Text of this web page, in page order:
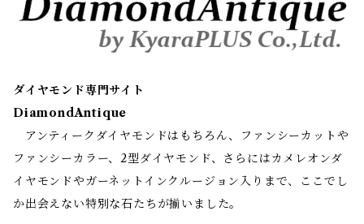
ダイヤモンド専門サイト
DiamondAntique
アンティークダイヤモンドはもちろん、ファンシーカットや
ファンシーカラー、2型ダイヤモンド、さらにはカメレオンダ
イヤモンドやガーネットインクルージョン入りまで、ここでし
か出会えない特別な石たちが揃いました。